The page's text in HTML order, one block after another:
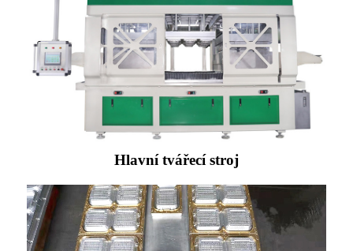
Hlavní tvářecí stroj